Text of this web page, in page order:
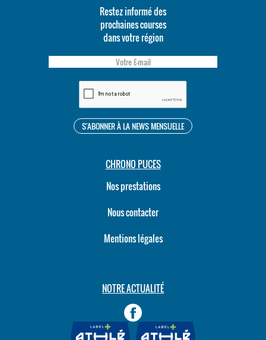
Restez informé des
prochaines courses
dans votre région
CHRONO PUCES
Nos prestations
Nous contacter
Mentions légales
NOTRE ACTUALITÉ